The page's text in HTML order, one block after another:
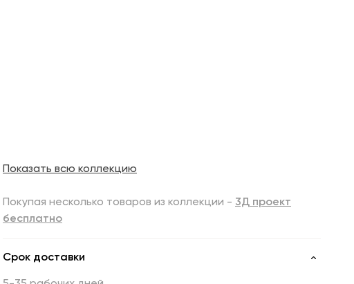
Показать всю коллекцию
Покупая несколько товаров из коллекции - 3Д проект
бесплатно
Срок доставки